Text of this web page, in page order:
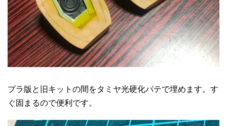
プラ版と旧キットの間をタミヤ光硬化パテで埋めます。す
ぐ固まるので便利です。